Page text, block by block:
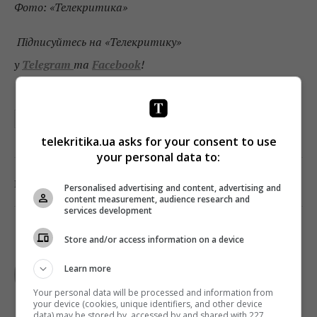
Фото: «Телекритика»
Підписуйтесь на «Телекритику»
у Telegram та Facebook!
Поділитись: Facebook Twitter 0
telekritika.ua asks for your consent to use
your personal data to:
Personalised advertising and content, advertising and
content measurement, audience research and
services development
Store and/or access information on a device
Learn more
Your personal data will be processed and information from
your device (cookies, unique identifiers, and other device